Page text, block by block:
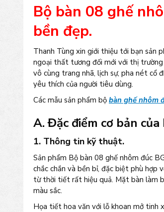
Bộ bàn 08 ghế
bền đẹp.
Thanh Tùng xin giới thiệu tới bạn sản
ngoại thất tương đối mới với thị trường
vô cùng trang nhã, lịch sự, pha nét cổ
yêu thích của người tiêu dùng.
Các mẫu sản phẩm bộ bàn ghế nhôm
A. Đặc điểm cơ bản
1. Thông tin kỹ thuật.
Sản phẩm Bộ bàn 08 ghế nhôm đúc
chắc chắn và bền bỉ, đặc biệt phù hợp
từ thời tiết rất hiệu quả. Mặt bàn làm
màu sắc.
Họa tiết hoa văn với lỗ khoan mở tinh